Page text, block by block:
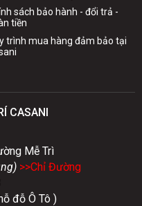
sách bảo hành - đổi trả -
tiền
trình mua hàng đảm bảo tại
CASANI
Mễ Trì
>>Chỉ Đường
đỗ Ô Tô )